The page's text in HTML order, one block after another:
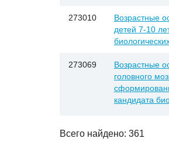
273010
Возрастные
детей 7-10
273069
Возрастные
головного
кандидата
Всего найдено: 361